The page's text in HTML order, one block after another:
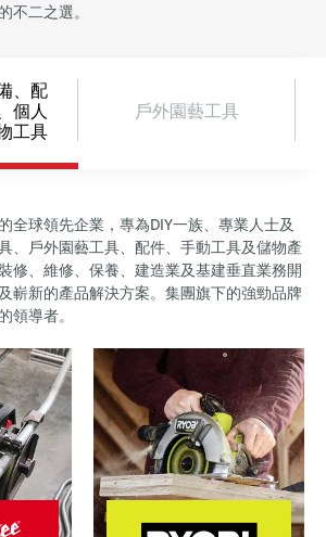
不二之選。
、配
個人
工具
戶外園藝工具
全球領先企業，專為DIY一族、專業人士及
、戶外園藝工具、配件、手動工具及儲物產
修、維修、保養、建造業及基建垂直業務開
嶄新的產品解決方案。集團旗下的強勁品牌
領導者。